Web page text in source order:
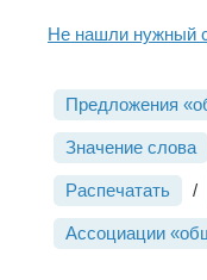
Не нашли нужный
Предложения
Значение слова
Распечатать /
Ассоциации